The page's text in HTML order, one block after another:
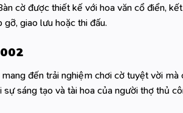
cờ được thiết kế với hoa văn cổ điển,
giao lưu hoặc thi đấu.
đến trải nghiệm chơi cờ tuyệt vời
sáng tạo và tài hoa của người thợ thủ